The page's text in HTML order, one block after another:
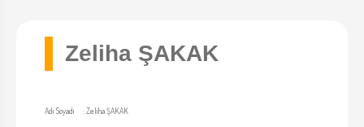
Zeliha ŞAKAK
Adı Soyadı :Zeliha ŞAKAK